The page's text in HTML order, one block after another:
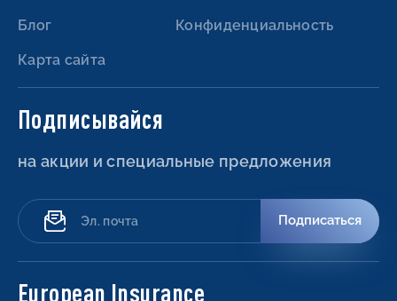
Блог
Карта сайта
Конфиденциальность
Подписывайся
на акции и специальные предложения
Подписаться
European Insurance